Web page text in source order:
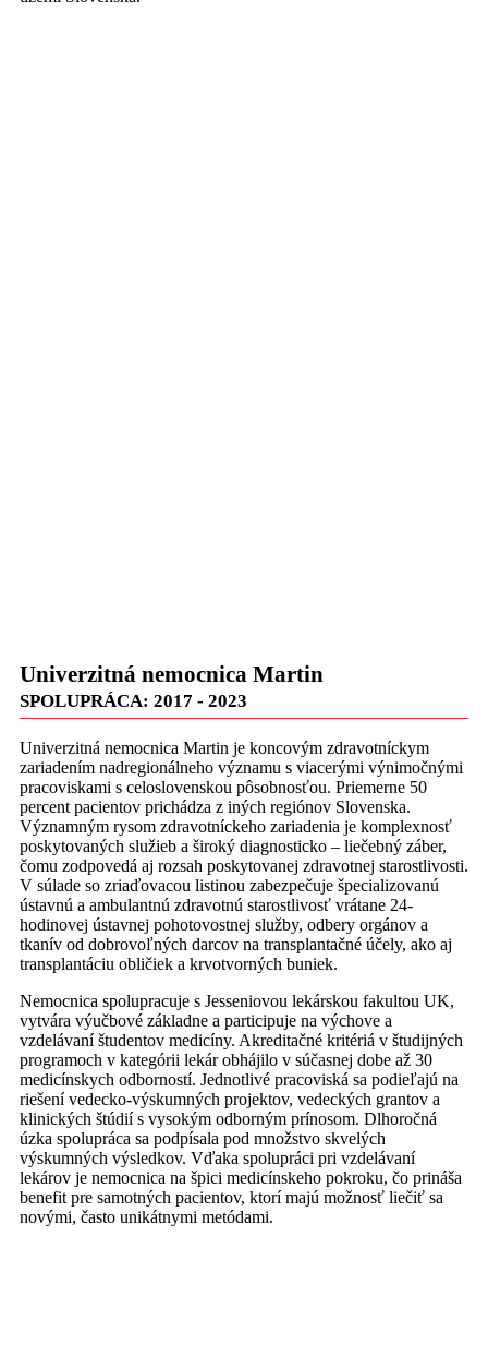
Univerzitná nemocnica Martin
SPOLUPRÁCA: 2017 - 2023
Univerzitná nemocnica Martin je koncovým zdravotníckym
zariadením nadregionálneho významu s viacerými výnimočnými
pracoviskami s celoslovenskou pôsobnosťou. Priemerne 50
percent pacientov prichádza z iných regiónov Slovenska.
Významným rysom zdravotníckeho zariadenia je komplexnosť
poskytovaných služieb a široký diagnosticko – liečebný záber,
čomu zodpovedá aj rozsah poskytovanej zdravotnej starostlivosti.
V súlade so zriaďovacou listinou zabezpečuje špecializovanú
ústavnú a ambulantnú zdravotnú starostlivosť vrátane 24-
hodinovej ústavnej pohotovostnej služby, odbery orgánov a
tkanív od dobrovoľných darcov na transplantačné účely, ako aj
transplantáciu obličiek a krvotvorných buniek.
Nemocnica spolupracuje s Jesseniovou lekárskou fakultou UK,
vytvára výučbové základne a participuje na výchove a
vzdelávaní študentov medicíny. Akreditačné kritériá v študijných
programoch v kategórii lekár obhájilo v súčasnej dobe až 30
medicínskych odborností. Jednotlivé pracoviská sa podieľajú na
riešení vedecko-výskumných projektov, vedeckých grantov a
klinických štúdií s vysokým odborným prínosom. Dlhoročná
úzka spolupráca sa podpísala pod množstvo skvelých
výskumných výsledkov. Vďaka spolupráci pri vzdelávaní
lekárov je nemocnica na špici medicínskeho pokroku, čo prináša
benefit pre samotných pacientov, ktorí majú možnosť liečiť sa
novými, často unikátnymi metódami.